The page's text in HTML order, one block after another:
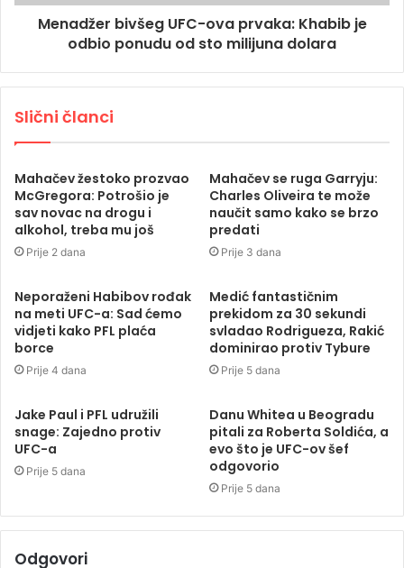
Menadžer bivšeg UFC-ova prvaka: Khabib je
odbio ponudu od sto milijuna dolara
Slični članci
Mahačev žestoko prozvao
McGregora: Potrošio je
sav novac na drogu i
alkohol, treba mu još
Prije 2 dana
Mahačev se ruga Garryju:
Charles Oliveira te može
naučit samo kako se brzo
predati
Prije 3 dana
Neporaženi Habibov rođak
na meti UFC-a: Sad ćemo
vidjeti kako PFL plaća
borce
Prije 4 dana
Medić fantastičnim
prekidom za 30 sekundi
svladao Rodrigueza, Rakić
dominirao protiv Tybure
Prije 5 dana
Jake Paul i PFL udružili
snage: Zajedno protiv
UFC-a
Prije 5 dana
Danu Whitea u Beogradu
pitali za Roberta Soldića, a
evo što je UFC-ov šef
odgovorio
Prije 5 dana
Odgovori